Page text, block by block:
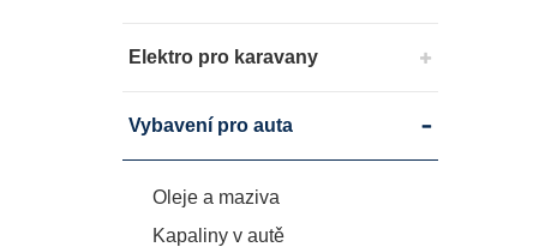
Elektro pro karavany
Vybavení pro auta
Oleje a maziva
Kapaliny v autě